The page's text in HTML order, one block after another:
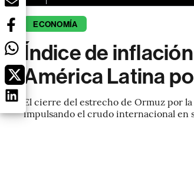
ECONOMÍA
Índice de
América Latina
El cierre del estrecho de Ormuz por
impulsando el crudo internacional en